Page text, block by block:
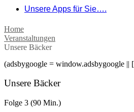
Unsere Apps für Sie….
Home
Veranstaltungen
Unsere Bäcker
(adsbygoogle = window.adsbygoogle
Unsere Bäcker
Folge 3 (90 Min.)